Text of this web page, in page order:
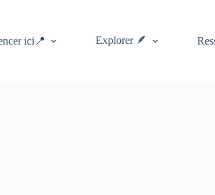
ici📍 Explorer 🪶